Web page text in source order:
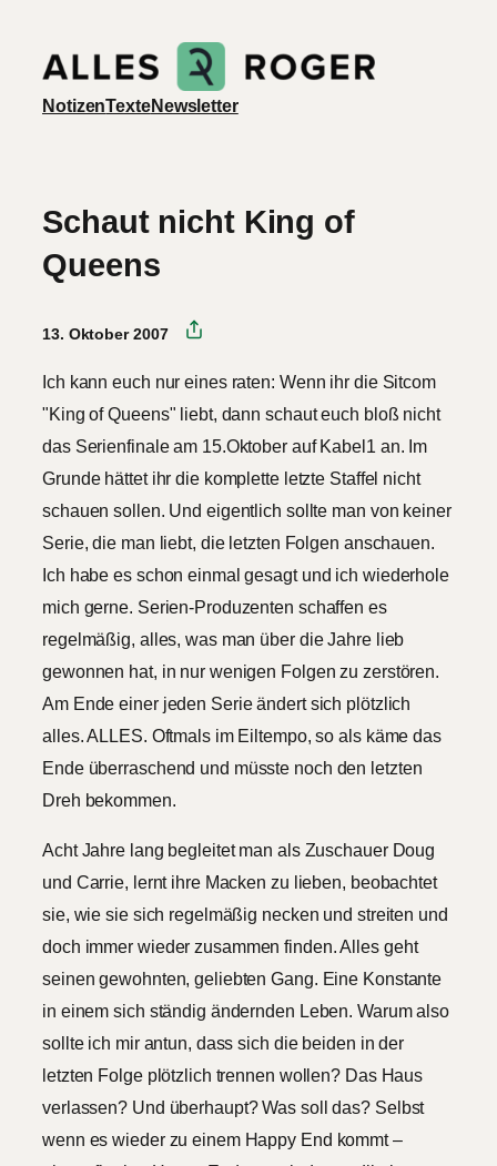
Inhalt
springen
NotizenTexteNewsletter
Schaut nicht King of
Queens
13. Oktober 2007
Ich kann euch nur eines raten: Wenn ihr die Sitcom
"King of Queens" liebt, dann schaut euch bloß nicht
das Serienfinale am 15.Oktober auf Kabel1 an. Im
Grunde hättet ihr die komplette letzte Staffel nicht
schauen sollen. Und eigentlich sollte man von keiner
Serie, die man liebt, die letzten Folgen anschauen.
Ich habe es schon einmal gesagt und ich wiederhole
mich gerne. Serien-Produzenten schaffen es
regelmäßig, alles, was man über die Jahre lieb
gewonnen hat, in nur wenigen Folgen zu zerstören.
Am Ende einer jeden Serie ändert sich plötzlich
alles. ALLES. Oftmals im Eiltempo, so als käme das
Ende überraschend und müsste noch den letzten
Dreh bekommen.
Acht Jahre lang begleitet man als Zuschauer Doug
und Carrie, lernt ihre Macken zu lieben, beobachtet
sie, wie sie sich regelmäßig necken und streiten und
doch immer wieder zusammen finden. Alles geht
seinen gewohnten, geliebten Gang. Eine Konstante
in einem sich ständig ändernden Leben. Warum also
sollte ich mir antun, dass sich die beiden in der
letzten Folge plötzlich trennen wollen? Das Haus
verlassen? Und überhaupt? Was soll das? Selbst
wenn es wieder zu einem Happy End kommt –